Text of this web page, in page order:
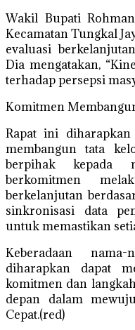
Wakil Bupati
Kecamatan Tungkal
evaluasi
Dia mengatakan,
terhadap persepsi
Komitmen
Rapat ini
membangun tata
berpihak kepada
berkomitmen
berkelanjutan
sinkronisasi data
untuk memastikan
Keberadaan
diharapkan dapat
komitmen dan
depan dalam
Cepat.(red)